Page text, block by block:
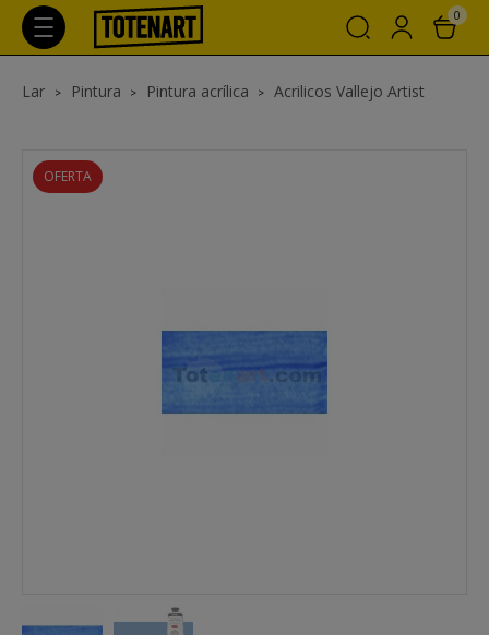
0
Lar Pintura Pintura acrílica Acrilicos Vallejo Artist
OFERTA